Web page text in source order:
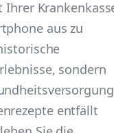
aus zu
sondern
entfällt